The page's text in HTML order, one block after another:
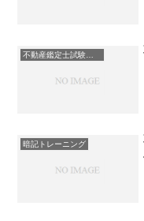
暗記トレーニング